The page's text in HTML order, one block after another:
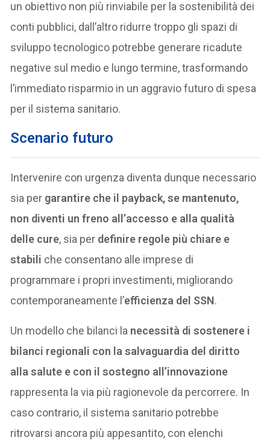
un obiettivo non più rinviabile per la sostenibilità dei
conti pubblici, dall’altro ridurre troppo gli spazi di
sviluppo tecnologico potrebbe generare ricadute
negative sul medio e lungo termine, trasformando
l’immediato risparmio in un aggravio futuro di spesa
per il sistema sanitario.
Scenario futuro
Intervenire con urgenza diventa dunque necessario
sia per garantire che il payback, se mantenuto,
non diventi un freno all’accesso e alla qualità
delle cure, sia per definire regole più chiare e
stabili che consentano alle imprese di
programmare i propri investimenti, migliorando
contemporaneamente l’efficienza del SSN.
Un modello che bilanci la necessità di sostenere i
bilanci regionali con la salvaguardia del diritto
alla salute e con il sostegno all’innovazione
rappresenta la via più ragionevole da percorrere. In
caso contrario, il sistema sanitario potrebbe
ritrovarsi ancora più appesantito, con elenchi